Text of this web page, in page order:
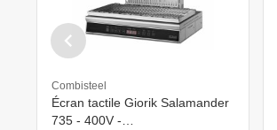
Combisteel
Écran tactile Giorik Salamander
735 - 400V -